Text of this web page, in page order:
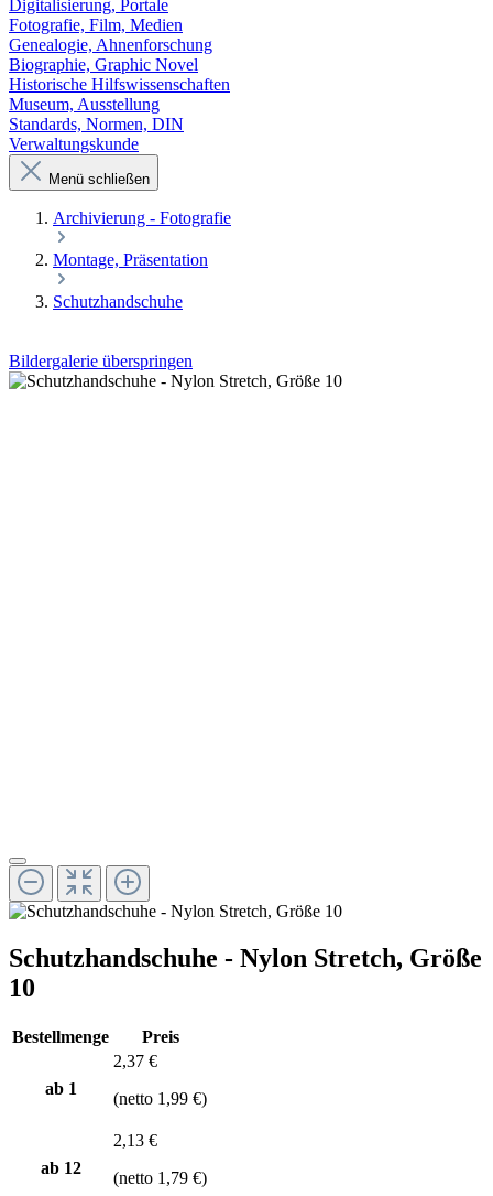
Digitalisierung, Portale
Fotografie, Film, Medien
Genealogie, Ahnenforschung
Biographie, Graphic Novel
Historische Hilfswissenschaften
Museum, Ausstellung
Standards, Normen, DIN
Verwaltungskunde
Menü schließen
Archivierung - Fotografie
Montage, Präsentation
Schutzhandschuhe
Bildergalerie überspringen
Schutzhandschuhe - Nylon Stretch, Größe
10
Bestellmenge Preis
ab 1
2,37 €
(netto 1,99 €)
ab 12
2,13 €
(netto 1,79 €)